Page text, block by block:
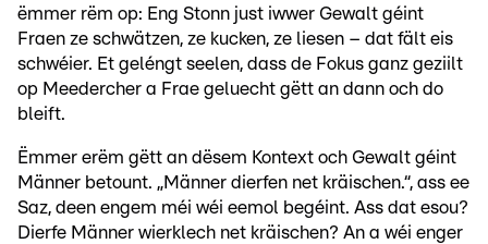
ëmmer rëm op: Eng Stonn just iwwer Gewalt géint
Fraen ze schwätzen, ze kucken, ze liesen – dat fält eis
schwéier. Et geléngt seelen, dass de Fokus ganz geziilt
op Meedercher a Frae geluecht gëtt an dann och do
bleift.
Ëmmer erëm gëtt an dësem Kontext och Gewalt géint
Männer betount. „Männer dierfen net kräischen.“, ass ee
Saz, deen engem méi wéi eemol begéint. Ass dat esou?
Dierfe Männer wierklech net kräischen? An a wéi enger